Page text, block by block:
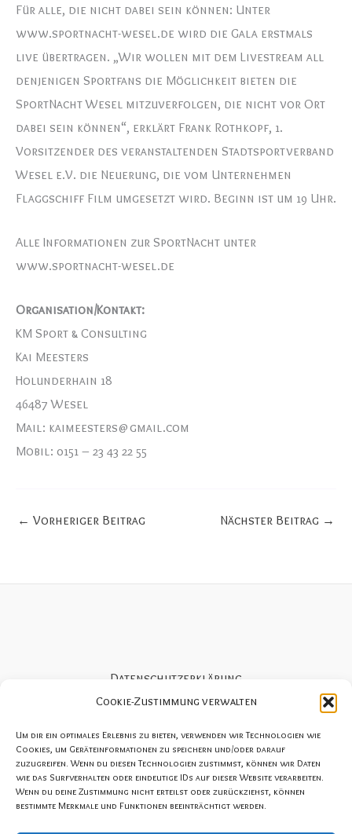
Cookie-Zustimmung verwalten
Um dir ein optimales Erlebnis zu bieten, verwenden wir Technologien wie
Cookies, um Geräteinformationen zu speichern und/oder darauf
zuzugreifen. Wenn du diesen Technologien zustimmst, können wir Daten
wie das Surfverhalten oder eindeutige IDs auf dieser Website verarbeiten.
Wenn du deine Zustimmung nicht erteilst oder zurückziehst, können
bestimmte Merkmale und Funktionen beeinträchtigt werden.
Für alle, die nicht dabei sein können: Unter
www.sportnacht-wesel.de wird die Gala erstmals
live übertragen. „Wir wollen mit dem Livestream all
denjenigen Sportfans die Möglichkeit bieten die
SportNacht Wesel mitzuverfolgen, die nicht vor Ort
dabei sein können“, erklärt Frank Rothkopf, 1.
Vorsitzender des veranstaltenden Stadtsportverband
Wesel e.V. die Neuerung, die vom Unternehmen
Flaggschiff Film umgesetzt wird. Beginn ist um 19 Uhr.
Alle Informationen zur SportNacht unter
www.sportnacht-wesel.de
Organisation/Kontakt:
KM Sport & Consulting
Kai Meesters
Holunderhain 18
46487 Wesel
Mail: kaimeesters@gmail.com
Mobil: 0151 – 23 43 22 55
← Vorheriger Beitrag Nächster Beitrag →
Datenschutzerklärung
Cookie-Richtlinie (EU)
AGBs SportNacht Wesel
Konzeption und Organisation SportNacht Wesel:
KM Sport & Consulting / Kai Meesters